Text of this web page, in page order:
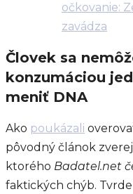
očkovanie:
zavádza
Človek sa
konzumáciou
meniť DNA
Ako poukázali
pôvodný článok
ktorého Badatel.net
faktických chýb.